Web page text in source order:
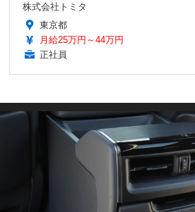
株式会社トミタ
東京都
月給25万円～44万円
正社員